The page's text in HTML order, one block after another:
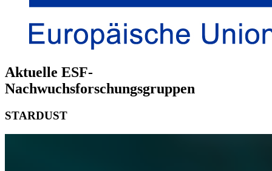
Aktuelle ESF-
Nachwuchsforschungsgruppen
STARDUST